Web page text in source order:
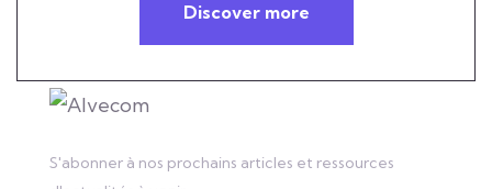
Discover more
S'abonner à nos prochains articles et ressources